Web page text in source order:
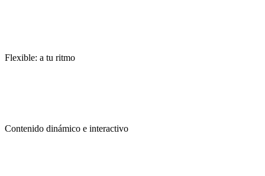
Flexible: a tu ritmo
Contenido dinámico e interactivo